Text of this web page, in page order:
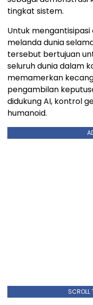
tingkat sistem.
Untuk
melanda dunia
tersebut bertujuan
seluruh dunia dalam
memamerkan
pengambilan
didukung AI, kontrol
humanoid.
SCROLL